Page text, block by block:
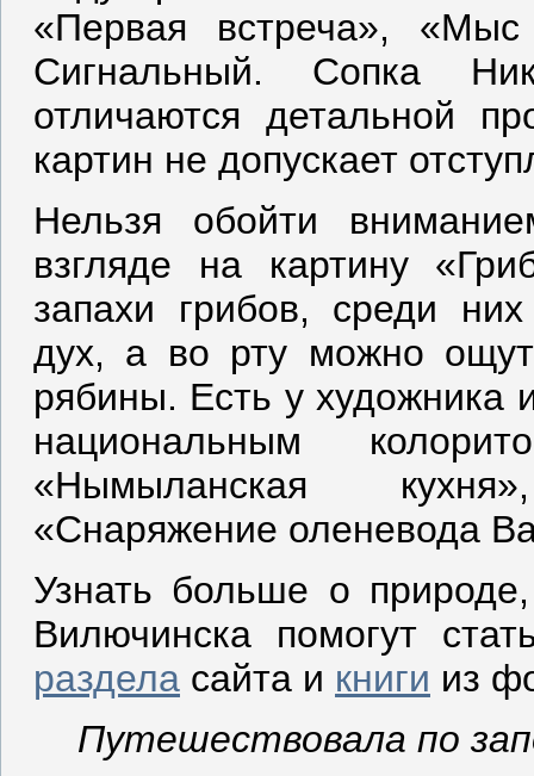
«Первая встреча»,
Сигнальный. Сопка
отличаются детальной
картин не допускает
Нельзя обойти
взгляде на картину
запахи грибов, среди
дух, а во рту можно
рябины. Есть у художника
национальным
«Нымыланская
«Снаряжение оленевода
Узнать больше о
Вилючинска помогут
раздела сайта и книги из
Путешествовала по